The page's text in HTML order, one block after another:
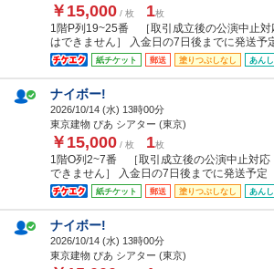
￥15,000 / 枚 1枚
1階P列19~25番 ［取引成立後の公演中止対
はできません］ 入金日の7日後までに発送予
紙チケット 郵送 塗りつぶしなし あん
ナイボー!
2026/10/14 (水) 13時00分
東京建物 ぴあ シアター (東京)
￥15,000 / 枚 1枚
1階O列2~7番 ［取引成立後の公演中止対応
できません］ 入金日の7日後までに発送予定
紙チケット 郵送 塗りつぶしなし あん
ナイボー!
2026/10/14 (水) 13時00分
東京建物 ぴあ シアター (東京)